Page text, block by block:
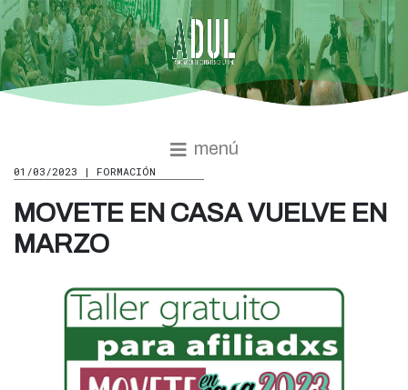
menú
01/03/2023 | FORMACIÓN
MOVETE EN CASA VUELVE EN
MARZO